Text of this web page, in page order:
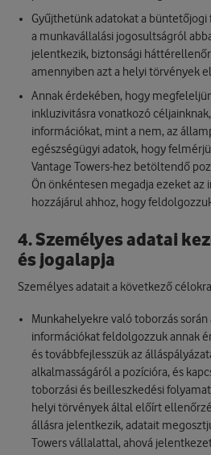
Gyűjthetünk adatokat a
a munkavállalási jogosultságról
jelentkezik, biztonsági
amennyiben azt a helyi törvények
Annak érdekében, hogy
inkluzivitásra vonatkozó
információkat, mint a nem, az
egészségügyi adatok, hogy
Vantage Towers-hez betöltendő
Ön önkéntesen megadja ezeket az
hozzájárul ahhoz, hogy
4. Személyes adatai
és jogalapja
Személyes adatait a következő
Munkahelyekre való toborzás
információkat feldolgozzuk annak
és továbbfejlesszük az
alkalmasságáról a pozícióra, és
toborzási és beilleszkedési
helyi törvények által előírt
állásra jelentkezik, adatait
Towers vállalattal, ahová